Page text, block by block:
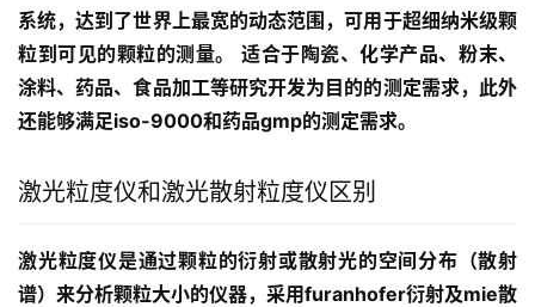
系统，达到了世界上最宽的动态范围，可用于超细纳米级颗
粒到可见的颗粒的测量。
适合于陶瓷、化学产品、粉末、
涂料、药品、食品加工等研究开发为目的的测定需求，此外
还能够满足iso-9000和药品gmp的测定需求。
激光粒度仪和激光散射粒度仪区别
激光粒度仪是通过颗粒的衍射或散射光的空间分布（散射
谱）来分析颗粒大小的仪器，采用furanhofer衍射及mie散